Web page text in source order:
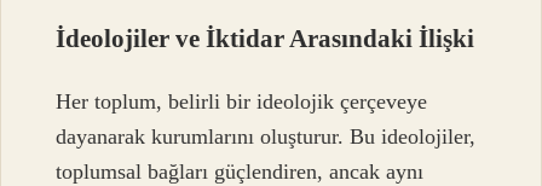
İdeolojiler ve İktidar Arasındaki İlişki
Her toplum, belirli bir ideolojik çerçeveye
dayanarak kurumlarını oluşturur. Bu ideolojiler,
toplumsal bağları güçlendiren, ancak aynı